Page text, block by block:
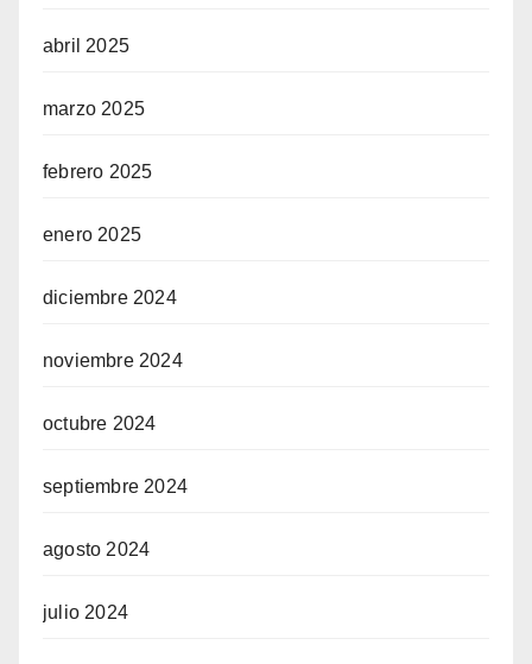
abril 2025
marzo 2025
febrero 2025
enero 2025
diciembre 2024
noviembre 2024
octubre 2024
septiembre 2024
agosto 2024
julio 2024